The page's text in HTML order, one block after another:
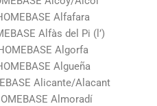
Alfafara
Alfàs del Pi (l’)
Algorfa
Algueña
Alicante/Alacant
Almoradí